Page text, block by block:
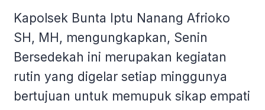
Kapolsek Bunta Iptu Nanang Afrioko
SH, MH, mengungkapkan, Senin
Bersedekah ini merupakan kegiatan
rutin yang digelar setiap minggunya
bertujuan untuk memupuk sikap empati